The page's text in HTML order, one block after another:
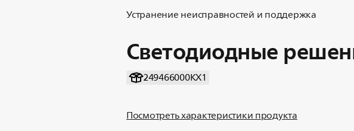
Устранение неисправностей и поддержка
Светодиодные
249466000KX1
Посмотреть характеристики продукта